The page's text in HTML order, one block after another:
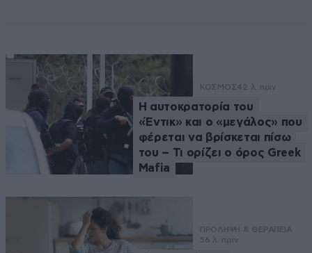
ΚΟΣΜΟΣ42 λ. πριν
Η αυτοκρατορία του
«Έντικ» και ο «μεγάλος» που
φέρεται να βρίσκεται πίσω
του – Τι ορίζει ο όρος Greek
Mafia
ΠΡΟΛΗΨΗ & ΘΕΡΑΠΕΙΑ
56 λ. πριν